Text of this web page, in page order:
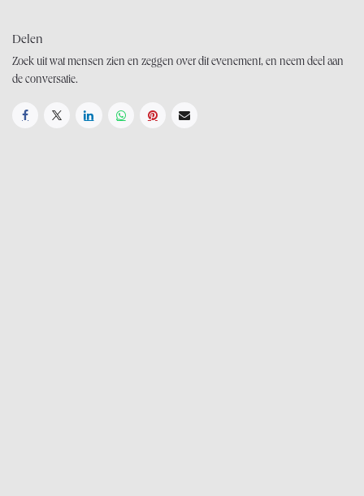
Delen
Zoek uit wat mensen zien en zeggen over dit evenement, en neem deel aan
de conversatie.